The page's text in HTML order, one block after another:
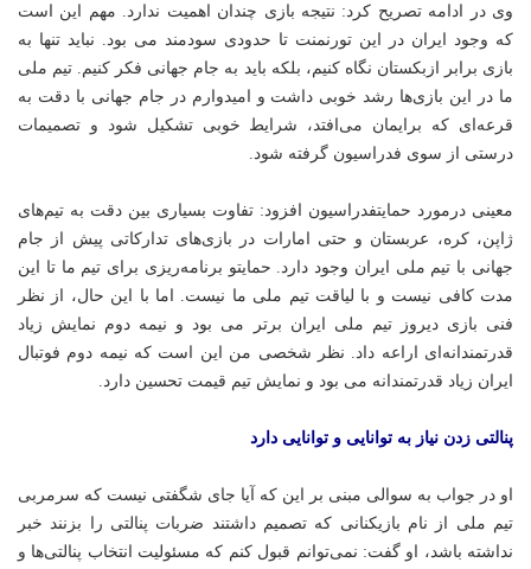
وی در ادامه تصریح کرد: نتیجه بازی چندان اهمیت ندارد. مهم این است
که وجود ایران در این تورنمنت تا حدودی سودمند می بود. نباید تنها به
بازی برابر ازبکستان نگاه کنیم، بلکه باید به جام جهانی فکر کنیم. تیم ملی
ما در این بازی‌ها رشد خوبی داشت و امیدوارم در جام جهانی با دقت به
قرعه‌ای که برایمان می‌افتد، شرایط خوبی تشکیل شود و تصمیمات
درستی از سوی فدراسیون گرفته شود.
معینی درمورد حمایتفدراسیون افزود: تفاوت بسیاری بین دقت به تیم‌های
ژاپن، کره، عربستان و حتی امارات در بازی‌های تدارکاتی پیش از جام
جهانی با تیم ملی ایران وجود دارد. حمایتو برنامه‌ریزی برای تیم ما تا این
مدت کافی نیست و با لیاقت تیم ملی ما نیست. اما با این حال، از نظر
فنی بازی دیروز تیم ملی ایران برتر می بود و نیمه دوم نمایش زیاد
قدرتمندانه‌ای اراعه داد. نظر شخصی من این است که نیمه دوم فوتبال
ایران زیاد قدرتمندانه می بود و نمایش تیم قیمت تحسین دارد.
پنالتی زدن نیاز به توانایی و توانایی دارد
او در جواب به سوالی مبنی بر این که آیا جای شگفتی نیست که سرمربی
تیم ملی از نام بازیکنانی که تصمیم داشتند ضربات پنالتی را بزنند خبر
نداشته باشد، او گفت: نمی‌توانم قبول کنم که مسئولیت انتخاب پنالتی‌ها و